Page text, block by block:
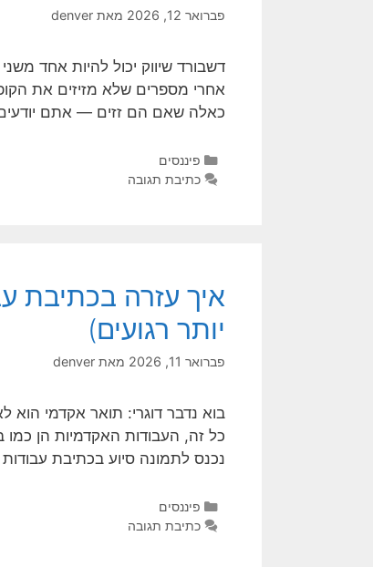
פברואר 12, 2026 מאת denver
דשבורד שיווק יכול להיות אחד
אחרי מספרים שלא מזיזים את
כאלה שאם הם זזים — אתם
פיננסים
כתיבת תגובה
איך עזרה בכתיבת
יותר רגועים)
פברואר 11, 2026 מאת denver
בוא נדבר דוגרי: תואר אקדמי הוא
כל זה, העבודות האקדמיות הן
נכנס לתמונה סיוע בכתיבת
פיננסים
כתיבת תגובה